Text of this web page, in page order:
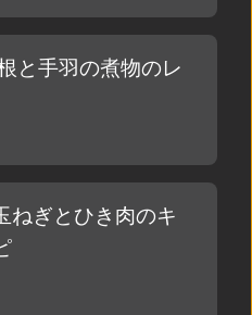
と手羽の煮物のレ
ねぎとひき肉のキ